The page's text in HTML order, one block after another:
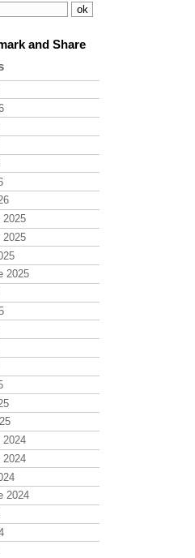
2025
2025
2025
2024
2024
2024